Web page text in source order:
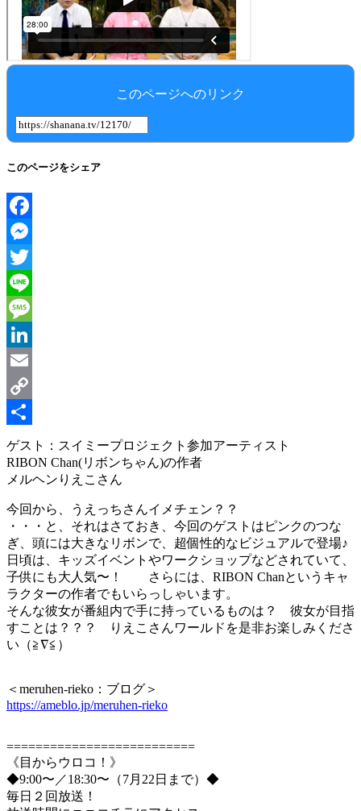
このページへのリンク
このページをシェア
Facebook
Messenger
Twitter
Line
Message
LinkedIn
Email
Copy
Link
共
有
ゲスト：スイミープロジェクト参加アーティスト
RIBON Chan(リボンちゃん)の作者
メルヘンりえこさん
今回から、うえっちさんイメチェン？？
・・・と、それはさておき、今回のゲストはピンクのつな
ぎ、頭には大きなリボンで、超個性的なビジュアルで登場♪
日頃は、キッズイベントやワークショップなどされていて、
子供にも大人気〜！ さらには、RIBON Chanというキャ
ラクターの作者でもいらっしゃいます。
そんな彼女が番組内で手に持っているものは？ 彼女が目指
すことは？？？ りえこさんワールドを是非お楽しみくださ
い（≧∇≦）
＜meruhen-rieko：ブログ＞
https://ameblo.jp/meruhen-rieko
==========================
《目からウロコ！》
◆9:00〜／18:30〜（7月22日まで）◆
毎日２回放送！